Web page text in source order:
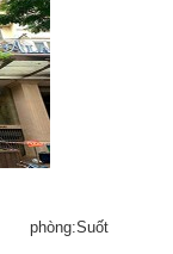
phòng:Suốt